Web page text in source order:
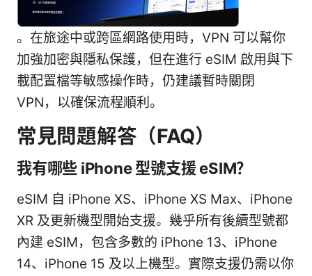
。在旅途中或跨區網路使用時，VPN 可以幫你
加強加密與隱私保護，但在進行 eSIM 啟用與下
載配置檔等敏感操作時，仍建議暫時關閉
VPN，以確保流程順利。
常見問題解答（FAQ）
我有哪些 iPhone 型號支援 eSIM？
eSIM 自 iPhone XS、iPhone XS Max、iPhone
XR 及更新機型開始支援。幾乎所有後續型號都
內建 eSIM，包含多數的 iPhone 13、iPhone
14、iPhone 15 及以上機型。實際支援仍需以你